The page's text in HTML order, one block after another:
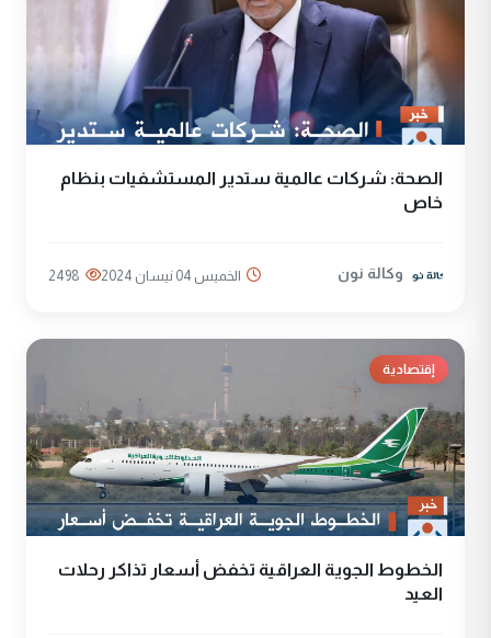
الصحة: شركات عالمية ستدير المستشفيات بنظام
خاص
وكالة نون الخميس 04 نيسان 2024 2498
إقتصادية
الخطوط الجوية العراقية تخفض أسعار تذاكر رحلات
العيد